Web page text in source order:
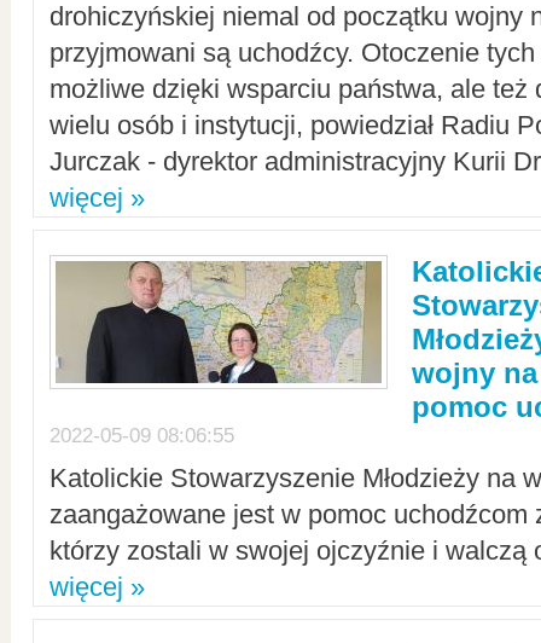
drohiczyńskiej niemal od początku wojny
przyjmowani są uchodźcy. Otoczenie
możliwe dzięki wsparciu państwa, ale też
wielu osób i instytucji, powiedział Radiu
Jurczak - dyrektor administracyjny Kurii
więcej »
wojny
pomoc
2022-05-09 08:06:55
Katolickie Stowarzyszenie Młodzieży na
zaangażowane jest w pomoc uchodźcom
którzy zostali w swojej ojczyźnie i walczą
więcej »